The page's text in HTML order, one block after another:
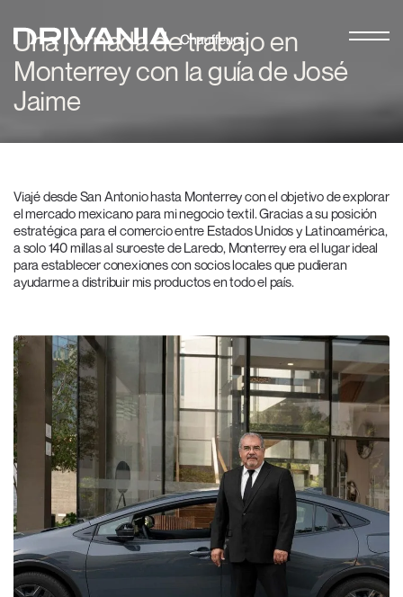
Una jornada de trabajo en
Monterrey con la guía de José
Jaime
Viajé desde San Antonio hasta Monterrey con el objetivo de explorar
el mercado mexicano para mi negocio textil. Gracias a su posición
estratégica para el comercio entre Estados Unidos y Latinoamérica,
a solo 140 millas al suroeste de Laredo, Monterrey era el lugar ideal
para establecer conexiones con socios locales que pudieran
ayudarme a distribuir mis productos en todo el país.